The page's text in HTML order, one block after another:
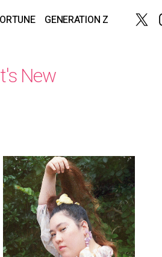
GENERATION Z
New